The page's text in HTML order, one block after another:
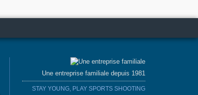
Une entreprise familiale depuis 1981
STAY YOUNG, PLAY SPORTS SHOOTING